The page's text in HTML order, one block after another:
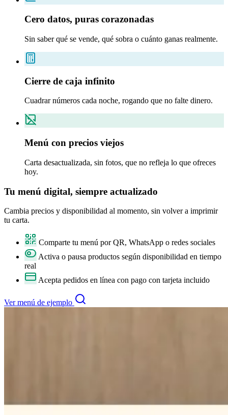
Cero datos, puras corazonadas
Sin saber qué se vende, qué sobra o cuánto ganas realmente.
Cierre de caja infinito
Cuadrar números cada noche, rogando que no falte dinero.
Menú con precios viejos
Carta desactualizada, sin fotos, que no refleja lo que ofreces
hoy.
Tu menú digital, siempre actualizado
Cambia precios y disponibilidad al momento, sin volver a imprimir
tu carta.
Comparte tu menú por QR, WhatsApp o redes sociales
Activa o pausa productos según disponibilidad en tiempo
real
Acepta pedidos en línea con pago con tarjeta incluido
Ver menú de ejemplo